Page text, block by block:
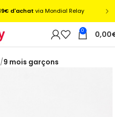
0 0,00
9 mois garçons